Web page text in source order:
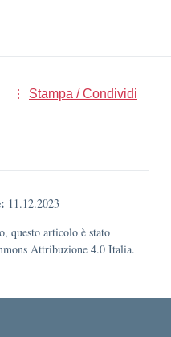
Stampa / Condividi
11.12.2023
questo articolo è stato
Attribuzione 4.0 Italia.